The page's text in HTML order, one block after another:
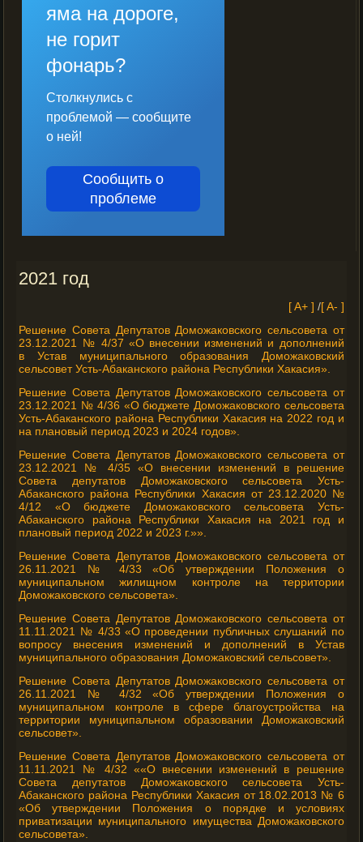
яма на дороге,
не горит
фонарь?
Столкнулись с
проблемой — сообщите
о ней!
Сообщить о
проблеме
2021 год
[ A+ ] /[ A- ]
Решение Совета Депутатов Доможаковского сельсовета от
23.12.2021 № 4/37 «О внесении изменений и дополнений
в Устав муниципального образования Доможаковский
сельсовет Усть-Абаканского района Республики Хакасия».
Решение Совета Депутатов Доможаковского сельсовета от
23.12.2021 № 4/36 «О бюджете Доможаковского сельсовета
Усть-Абаканского района Республики Хакасия на 2022 год и
на плановый период 2023 и 2024 годов».
Решение Совета Депутатов Доможаковского сельсовета от
23.12.2021 № 4/35 «О внесении изменений в решение
Совета депутатов Доможаковского сельсовета Усть-
Абаканского района Республики Хакасия от 23.12.2020 №
4/12 «О бюджете Доможаковского сельсовета Усть-
Абаканского района Республики Хакасия на 2021 год и
плановый период 2022 и 2023 г.»».
Решение Совета Депутатов Доможаковского сельсовета от
26.11.2021 № 4/33 «Об утверждении Положения о
муниципальном жилищном контроле на территории
Доможаковского сельсовета».
Решение Совета Депутатов Доможаковского сельсовета от
11.11.2021 № 4/33 «О проведении публичных слушаний по
вопросу внесения изменений и дополнений в Устав
муниципального образования Доможаковский сельсовет».
Решение Совета Депутатов Доможаковского сельсовета от
26.11.2021 № 4/32 «Об утверждении Положения о
муниципальном контроле в сфере благоустройства на
территории муниципальном образовании Доможаковский
сельсовет».
Решение Совета Депутатов Доможаковского сельсовета от
11.11.2021 № 4/32 ««О внесении изменений в решение
Совета депутатов Доможаковского сельсовета Усть-
Абаканского района Республики Хакасия от 18.02.2013 № 6
«Об утверждении Положения о порядке и условиях
приватизации муниципального имущества Доможаковского
сельсовета».